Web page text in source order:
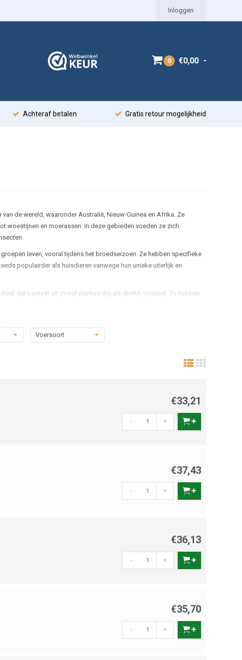
Inloggen
0 €0,00
Achteraf betalen Gratis retour mogelijkheid
de wereld, waaronder Australië, Nieuw-Guinea en Afrika. Ze
woestijnen en moerassen. In deze gebieden voeden ze zich
leven, vooral tijdens het broedseizoen. Ze hebben specifieke
populairder als huisdieren vanwege hun unieke uiterlijk en
dat bestaat uit zowel plantaardig als dierlijk voedsel. Ze hebben
Ook vers water en regelmatige gezondheidscontroles zijn
Voersoort
€33,21
- +
€37,43
- +
€36,13
- +
€35,70
- +